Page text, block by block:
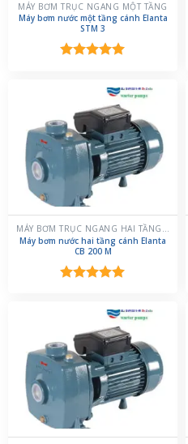
MÁY BƠM TRỤC NGANG MỘT TẦNG
Máy bơm nước một tầng cánh Elanta
STM 3
MÁY BƠM TRỤC NGANG HAI TẦNG CÁNH
Máy bơm nước hai tầng cánh Elanta
CB 200 M